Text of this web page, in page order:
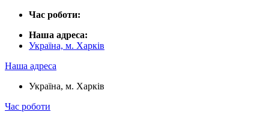
Час роботи:
Наша адреса:
Україна, м. Харків
Наша адреса
Україна, м. Харків
Час роботи